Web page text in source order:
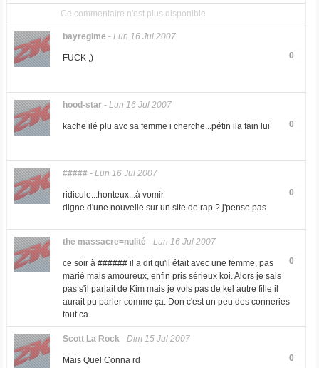
Ce commentaire n'est plus disponible
bayregime - Lun 16 Jul 2007
0
FUCK ;)
hood-star- Lun 16 Jul 2007
0
kache ilé plu avc sa femme i cherche...pétin ila fain lui
#####- Lun 16 Jul 2007
0
ridicule...honteux...à vomir
digne d'une nouvelle sur un site de rap ? j'pense pas
the massacre=nulité - Lun 16 Jul 2007
0
ce soir à ###### il a dit qu'il était avec une femme, pas
marié mais amoureux, enfin pris sérieux koi. Alors je sais
pas s'il parlait de Kim mais je vois pas de kel autre fille il
aurait pu parler comme ça. Don c'est un peu des conneries
tout ca.
Scott La Rock- Dim 15 Jul 2007
0
Mais Quel Conna rd